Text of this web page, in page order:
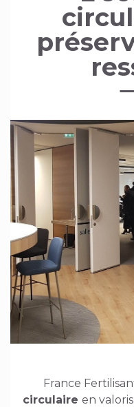
France
circulaire en
Image